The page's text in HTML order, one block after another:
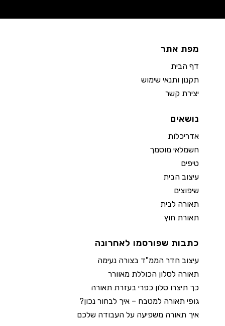
מפת אתר
דף הבית
תקנון ותנאי שימוש
יצירת קשר
נושאים
אדריכלות
חשמלאי מוסמך
טיפים
עיצוב הבית
שיפוצים
תאורה לבית
תאורת חוץ
כתבות שפורסמו לאחרונה
עיצוב חדר הממ"ד בצורה נעימה
תאורה לסלון הכוללת מאוורר
כך תיצרו סלון כפרי בעזרת תאורה
גופי תאורה למטבח – איך לבחור נכון?
איך תאורה משפיעה על העבודה שלכם